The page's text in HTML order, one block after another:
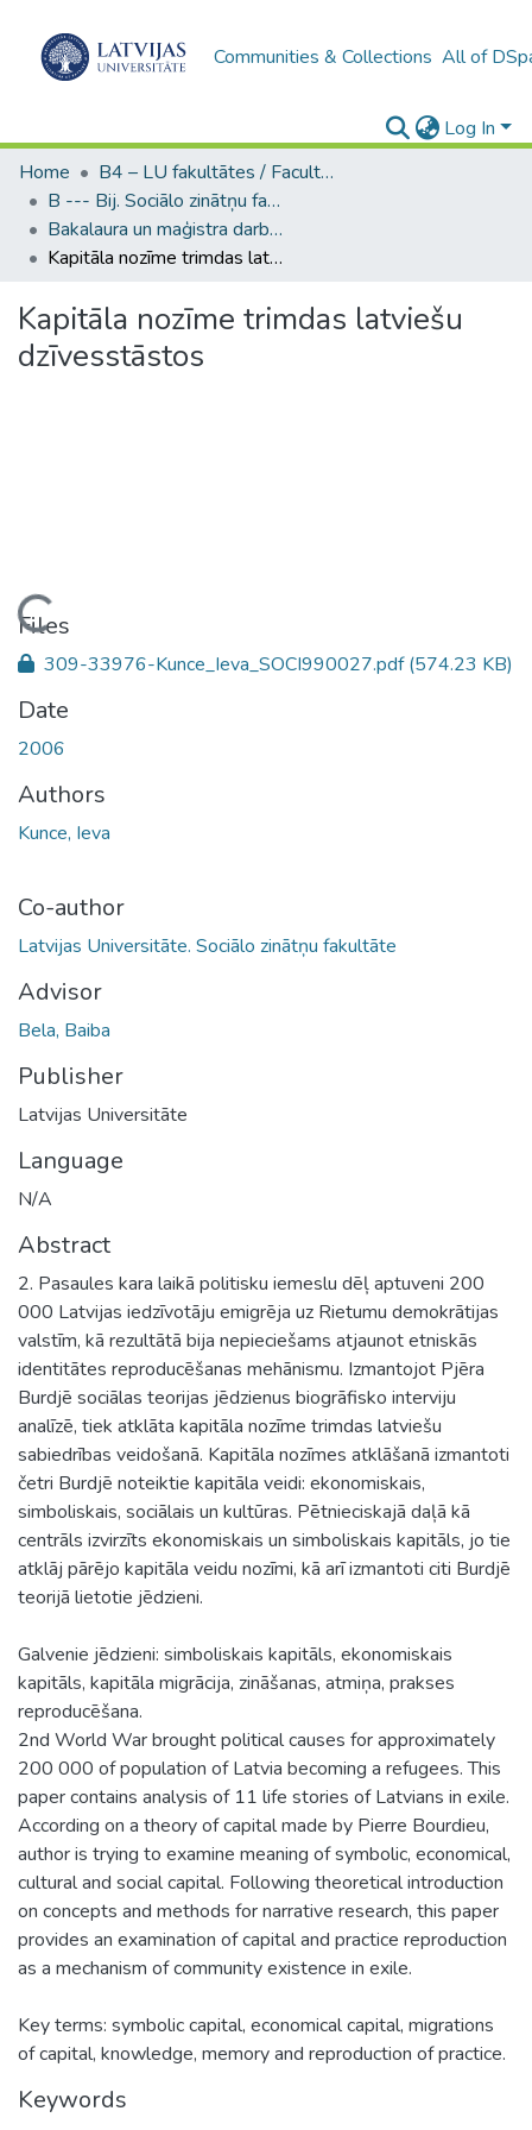
Communities & Collections All of
Log In
Home
B4 – LU fakultātes / Faculties of the UL
B --- Bij. Sociālo zinātņu fakultātes noslēguma darbi / Faculty of Social Sciences - Graduate works
Bakalaura un maģistra darbi (SZF) / Bachelor's and Master's theses
Kapitāla nozīme trimdas latviešu dzīvesstāstos
Kapitāla nozīme trimdas latviešu
dzīvesstāstos
Loading...
Files
309-33976-Kunce_Ieva_SOCI990027.pdf(574.23 KB)
Date
2006
Authors
Kunce, Ieva
Co-author
Latvijas Universitāte. Sociālo zinātņu fakultāte
Advisor
Bela, Baiba
Publisher
Latvijas Universitāte
Language
N/A
Abstract
2. Pasaules kara laikā politisku iemeslu dēļ aptuveni 200
000 Latvijas iedzīvotāju emigrēja uz Rietumu demokrātijas
valstīm, kā rezultātā bija nepieciešams atjaunot etniskās
identitātes reproducēšanas mehānismu. Izmantojot Pjēra
Burdjē sociālas teorijas jēdzienus biogrāfisko interviju
analīzē, tiek atklāta kapitāla nozīme trimdas latviešu
sabiedrības veidošanā. Kapitāla nozīmes atklāšanā izmantoti
četri Burdjē noteiktie kapitāla veidi: ekonomiskais,
simboliskais, sociālais un kultūras. Pētnieciskajā daļā kā
centrāls izvirzīts ekonomiskais un simboliskais kapitāls, jo tie
atklāj pārējo kapitāla veidu nozīmi, kā arī izmantoti citi Burdjē
teorijā lietotie jēdzieni.
Galvenie jēdzieni: simboliskais kapitāls, ekonomiskais
kapitāls, kapitāla migrācija, zināšanas, atmiņa, prakses
reproducēšana.
2nd World War brought political causes for approximately
200 000 of population of Latvia becoming a refugees. This
paper contains analysis of 11 life stories of Latvians in exile.
According on a theory of capital made by Pierre Bourdieu,
author is trying to examine meaning of symbolic, economical,
cultural and social capital. Following theoretical introduction
on concepts and methods for narrative research, this paper
provides an examination of capital and practice reproduction
as a mechanism of community existence in exile.
Key terms: symbolic capital, economical capital, migrations
of capital, knowledge, memory and reproduction of practice.
Keywords